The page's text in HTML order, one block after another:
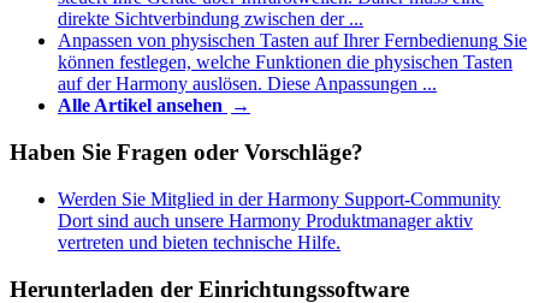
direkte Sichtverbindung zwischen der ...
Anpassen von physischen Tasten auf Ihrer Fernbedienung Sie
können festlegen, welche Funktionen die physischen Tasten
auf der Harmony auslösen. Diese Anpassungen ...
Alle Artikel ansehen →
Haben Sie Fragen oder Vorschläge?
Werden Sie Mitglied in der Harmony Support-Community
Dort sind auch unsere Harmony Produktmanager aktiv
vertreten und bieten technische Hilfe.
Herunterladen der Einrichtungssoftware